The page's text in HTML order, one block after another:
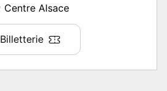
Centre Alsace
Billetterie